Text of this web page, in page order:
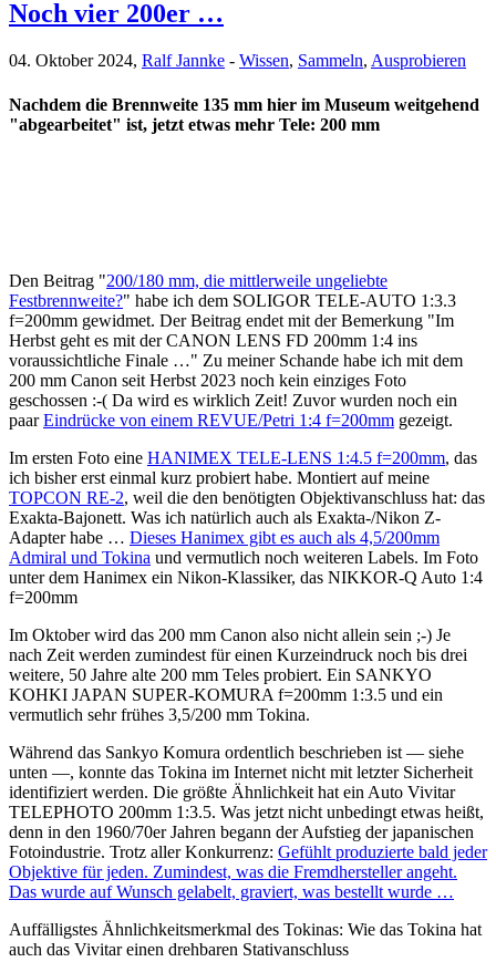
Noch vier 200er …
04. Oktober 2024, Ralf Jannke - Wissen, Sammeln, Ausprobieren
Nachdem die Brennweite 135 mm hier im Museum weitgehend
"abgearbeitet" ist, jetzt etwas mehr Tele: 200 mm
Den Beitrag "200/180 mm, die mittlerweile ungeliebte
Festbrennweite?" habe ich dem SOLIGOR TELE-AUTO 1:3.3
f=200mm gewidmet. Der Beitrag endet mit der Bemerkung "Im
Herbst geht es mit der CANON LENS FD 200mm 1:4 ins
voraussichtliche Finale …" Zu meiner Schande habe ich mit dem
200 mm Canon seit Herbst 2023 noch kein einziges Foto
geschossen :-( Da wird es wirklich Zeit! Zuvor wurden noch ein
paarEindrücke von einem REVUE/Petri 1:4 f=200mm gezeigt.
Im ersten Foto eine HANIMEX TELE-LENS 1:4.5 f=200mm, das
ich bisher erst einmal kurz probiert habe. Montiert auf meine
TOPCON RE-2, weil die den benötigten Objektivanschluss hat: das
Exakta-Bajonett. Was ich natürlich auch als Exakta-/Nikon Z-
Adapter habe … Dieses Hanimex gibt es auch als 4,5/200mm
Admiral und Tokina und vermutlich noch weiteren Labels. Im Foto
unter dem Hanimex ein Nikon-Klassiker, das NIKKOR-Q Auto 1:4
f=200mm
Im Oktober wird das 200 mm Canon also nicht allein sein ;-) Je
nach Zeit werden zumindest für einen Kurzeindruck noch bis drei
weitere, 50 Jahre alte 200 mm Teles probiert. Ein SANKYO
KOHKI JAPAN SUPER-KOMURA f=200mm 1:3.5 und ein
vermutlich sehr frühes 3,5/200 mm Tokina.
Während das Sankyo Komura ordentlich beschrieben ist — siehe
unten —, konnte das Tokina im Internet nicht mit letzter Sicherheit
identifiziert werden. Die größte Ähnlichkeit hat ein Auto Vivitar
TELEPHOTO 200mm 1:3.5. Was jetzt nicht unbedingt etwas heißt,
denn in den 1960/70er Jahren begann der Aufstieg der japanischen
Fotoindustrie. Trotz aller Konkurrenz: Gefühlt produzierte bald jeder
Objektive für jeden. Zumindest, was die Fremdhersteller angeht.
Das wurde auf Wunsch gelabelt, graviert, was bestellt wurde …
Auffälligstes Ähnlichkeitsmerkmal des Tokinas: Wie das Tokina hat
auch das Vivitar einen drehbaren Stativanschluss